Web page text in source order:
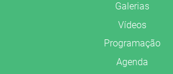
Galerias
Vídeos
Programação
Agenda